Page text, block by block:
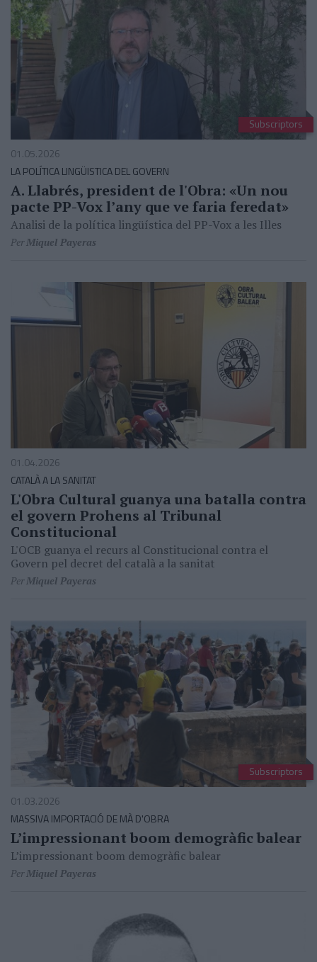
Subscriptors
01.05.2026
LA POLÍTICA LINGÜISTICA DEL GOVERN
A. Llabrés, president de l'Obra: «Un nou
pacte PP-Vox l’any que ve faria feredat»
Analisi de la política lingüística del PP-Vox a les Illes
PerMiquel Payeras
01.04.2026
CATALÀ A LA SANITAT
L'Obra Cultural guanya una batalla contra
el govern Prohens al Tribunal
Constitucional
L'OCB guanya el recurs al Constitucional contra el
Govern pel decret del català a la sanitat
PerMiquel Payeras
Subscriptors
01.03.2026
MASSIVA IMPORTACIÓ DE MÀ D'OBRA
L’impressionant boom demogràfic balear
L’impressionant boom demogràfic balear
PerMiquel Payeras